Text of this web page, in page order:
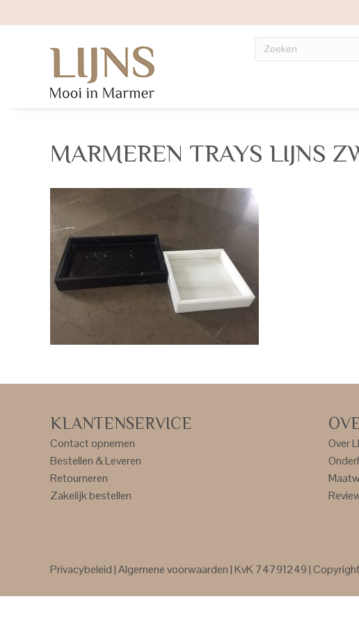
MARMEREN TRAYS LIJNS
KLANTENSERVICE
Contact opnemen
Bestellen & Leveren
Retourneren
Zakelijk bestellen
Over
Privacybeleid|Algemene voorwaarden| KvK 74791249 |